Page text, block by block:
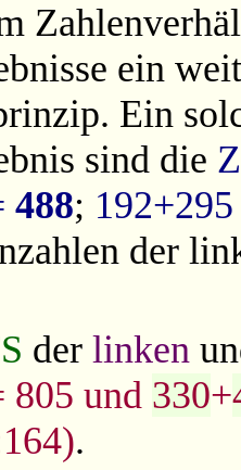
ein
Ein
sind die
488;
der
der linken
805 und 330+
.